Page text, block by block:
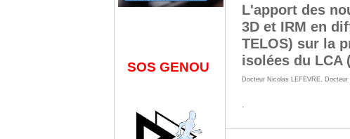
SOS GENOU
L'apport des
3D et IRM en
TELOS) sur la
isolées du LCA
Docteur Nicolas LEFEVRE Docteur